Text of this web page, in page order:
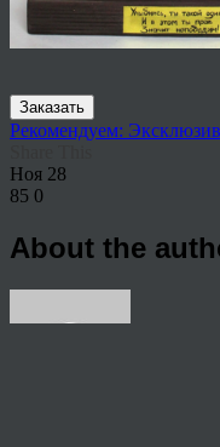
Заказать
Рекомендуем:
Ноя 28
85 0
About the